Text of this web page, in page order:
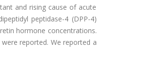
and rising cause of acute
peptidase-4 (DPP-4)
hormone concentrations.
reported. We reported a